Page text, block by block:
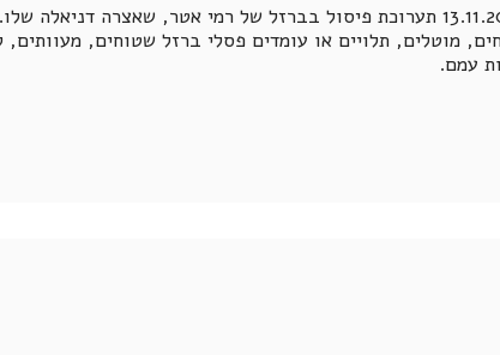
בבית האמנים בראשון לציון נפתחה ב-13.11.2021 תערוכת פיסול בברזל של
מוטלים, תלויים או עומדים פסלי ברזל שטוחים,
עמם.